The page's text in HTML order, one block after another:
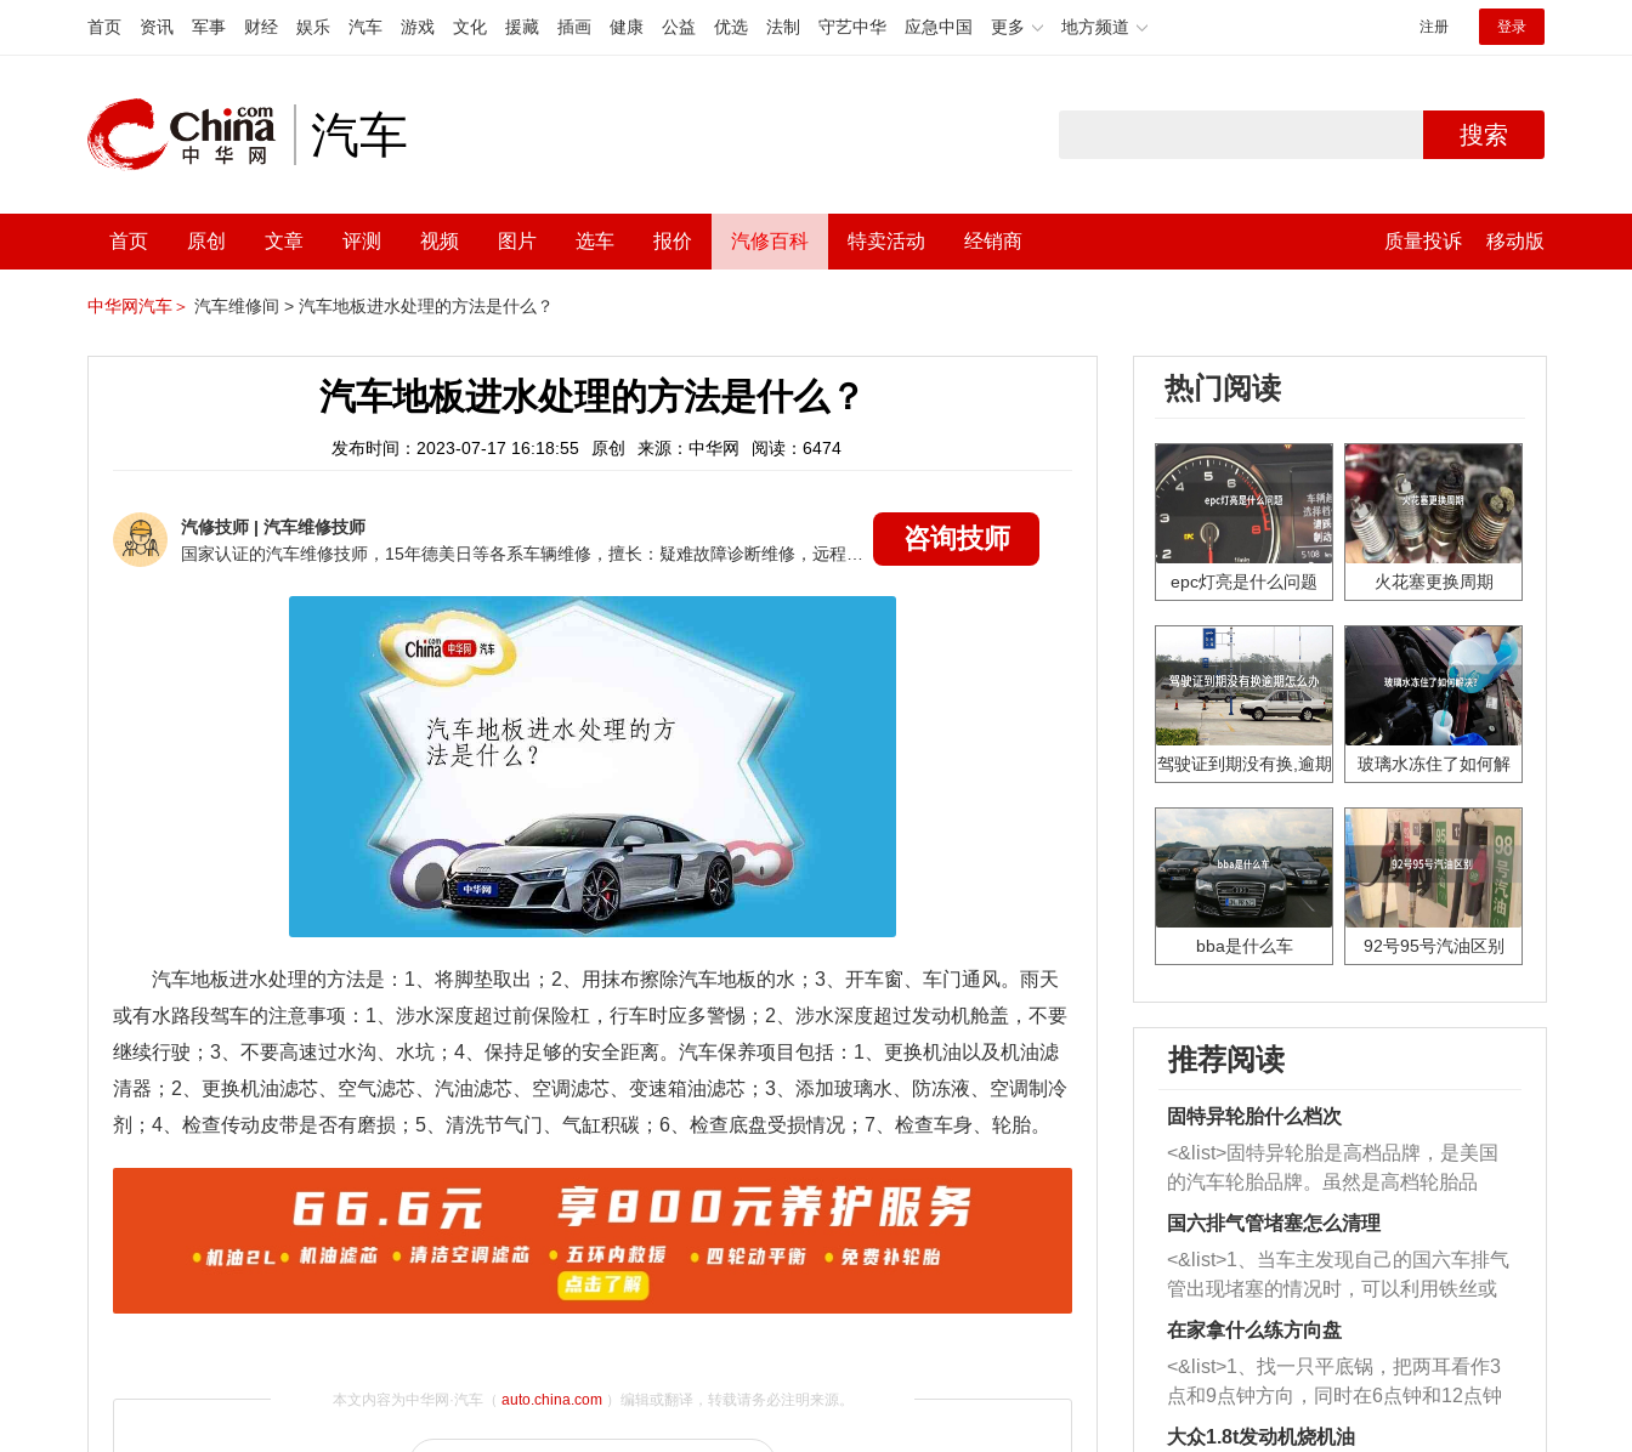
首页 资讯 军事 财经 娱乐 汽车 游戏 文化 援藏 插画 健康 公益 优选 法制 守艺中华 应急中国 更多 地方频道 注册 登录
汽车 搜索
首页 原创 文章 评测 视频 图片 选车 报价 汽修百科 特卖活动 经销商 质量投诉 移动版
中华网汽车＞ 汽车维修间 > 汽车地板进水处理的方法是什么？
汽车地板进水处理的方法是什么？
发布时间：2023-07-17 16:18:55 原创 来源：中华网 阅读：6474
汽修技师 | 汽车维修技师
咨询技师
汽车地板进水处理的方法是：1、将脚垫取出；2、用抹布擦除汽车地板的水；3、开车窗、车门通风。雨天
或有水路段驾车的注意事项：1、涉水深度超过前保险杠，行车时应多警惕；2、涉水深度超过发动机舱盖，不要
继续行驶；3、不要高速过水沟、水坑；4、保持足够的安全距离。汽车保养项目包括：1、更换机油以及机油滤
清器；2、更换机油滤芯、空气滤芯、汽油滤芯、空调滤芯、变速箱油滤芯；3、添加玻璃水、防冻液、空调制冷
剂；4、检查传动皮带是否有磨损；5、清洗节气门、气缸积碳；6、检查底盘受损情况；7、检查车身、轮胎。
本文内容为中华网·汽车（ auto.china.com）编辑或翻译，转载请务必注明来源。
热门阅读
epc灯亮是什么问题 火花塞更换周期
驾驶证到期没有换,逾期
玻璃水冻住了如何解
bba是什么车 92号95号汽油区别
推荐阅读
固特异轮胎什么档次
<&list>固特异轮胎是高档品牌，是美国
的汽车轮胎品牌。虽然是高档轮胎品
牌，但是中高低端的轮胎都有生产，这
也是为了更好的开拓市场。
国六排气管堵塞怎么清理
<&list>1、当车主发现自己的国六车排气
管出现堵塞的情况时，可以利用铁丝或
者是细棍，直接将杂物给取出来，如果
堵塞情况比较严重，也可以采取应急措
施。 <&list>2、直接利用木棍将所有的
杂物推到排气管里面的位置处，然后将
三元催化器拆解开，就可以将堵塞的东
在家拿什么练方向盘
<&list>1、找一只平底锅，把两耳看作3
点和9点钟方向，同时在6点钟和12点钟
方向做一个标记。 <&list>2、双手握住
大众1.8t发动机烧机油